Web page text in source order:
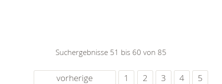
Suchergebnisse 51 bis 60 von 85
vorherige 1 2 3 4
5